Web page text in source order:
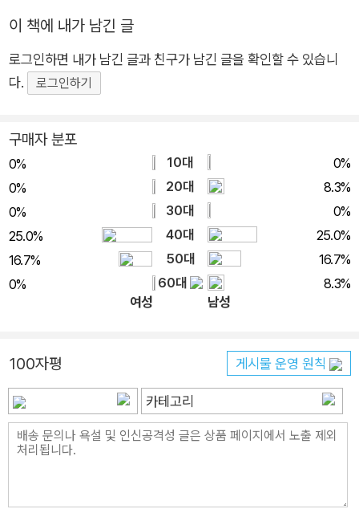
는 깊은 의미가 있다. 성(姓)인 전(田)은 입 구(口) 안에 십자가
모양의 한자 십(十) 자가 들어있어 골랐다고 한다. 그리고 영원한
속죄의 복을 표상하기 위해 이름을 영복(永福)이라 정했다. 한국
인했고 2025년에는 한일국교정상화 60주년을 맞이한다. 그러
나 북한은 여전히 한국과 휴전 중이고, 일본과는 국교조차 없다.
남북이 하나였던 그때, 한반도를 걸으며 종교로 사랑을 실천하고
조선과 일본의 경계를 없애고자 했던 그의 눈에 비친 조선은 어떤
모습이었을까? 이 책은 그의 눈에 비친 조선의 모습, 그리고 우리
역사에 누락되고 잊혀져 있었던 그를 되살린다. 화합과 공존의 시
대를 기다리며 이 책이 일본에서 출판되고 16년이라는 시간이 흘
렀다. 그 사이 한국 문화는 ‘한류’라는 이름으로 세계적으로 인정
던 사람들이 있었기 때문일 것이다. 앞으로도 그런 사람들이 많아
진다면 더없는 보람일 것이다. 글로벌시대인 현재 한국인과 일본
인은 국경을 오가며 우호적인 관계를 만들고 있다. 오다 나라지의
실천처럼 일국(一國)중심의 태도를 넘어 화합과 공존의 시대가
찾아올 것이라 믿어 의심치 않는다. 전도서 제3장 8절은 “사랑할
느니라”고 말한다. 이 책을 읽는 순간만큼은 오다 나라지가 생애
이 책에 내가 남긴 글
로그인하면 내가 남긴 글과 친구가 남긴 글을 확인할 수 있습니
다.
로그인하기
구매자 분포
0% 10대
0%
0%
20대
8.3%
0%
30대
0%
25.0%
40대
25.0%
16.7%
50대
16.7%
0%
60대
8.3%
여성
남성
100자평 게시물 운영 원칙
카테고리